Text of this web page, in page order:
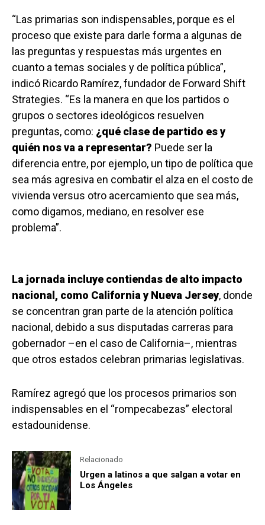
“Las primarias son indispensables, porque es el
proceso que existe para darle forma a algunas de
las preguntas y respuestas más urgentes en
cuanto a temas sociales y de política pública”,
indicó Ricardo Ramírez, fundador de Forward Shift
Strategies. “Es la manera en que los partidos o
grupos o sectores ideológicos resuelven
preguntas, como: ¿qué clase de partido es y
quién nos va a representar? Puede ser la
diferencia entre, por ejemplo, un tipo de política que
sea más agresiva en combatir el alza en el costo de
vivienda versus otro acercamiento que sea más,
como digamos, mediano, en resolver ese
problema”.
La jornada incluye contiendas de alto impacto
nacional, como California y Nueva Jersey, donde
se concentran gran parte de la atención política
nacional, debido a sus disputadas carreras para
gobernador –en el caso de California–, mientras
que otros estados celebran primarias legislativas.
Ramírez agregó que los procesos primarios son
indispensables en el “rompecabezas” electoral
estadounidense.
Relacionado
Urgen a latinos a que salgan a votar en
Los Ángeles